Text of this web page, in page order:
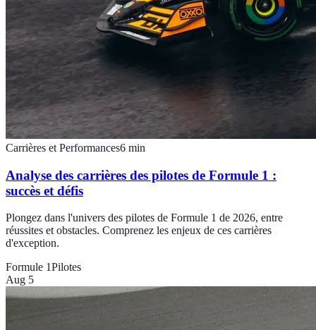
Carrières et Performances6 min
Analyse des carrières des pilotes de Formule 1 :
succès et défis
Plongez dans l'univers des pilotes de Formule 1 de 2026, entre
réussites et obstacles. Comprenez les enjeux de ces carrières
d'exception.
Formule 1Pilotes
Aug 5